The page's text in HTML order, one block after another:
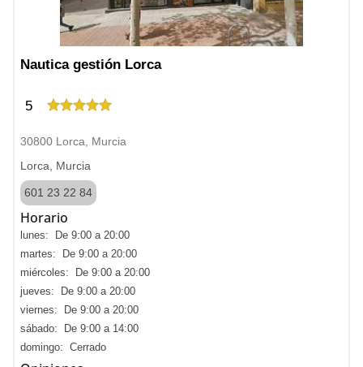
Nautica gestión Lorca
5
30800 Lorca, Murcia
Lorca, Murcia
601 23 22 84
Horario
lunes: De 9:00 a 20:00
martes: De 9:00 a 20:00
miércoles: De 9:00 a 20:00
jueves: De 9:00 a 20:00
viernes: De 9:00 a 20:00
sábado: De 9:00 a 14:00
domingo: Cerrado